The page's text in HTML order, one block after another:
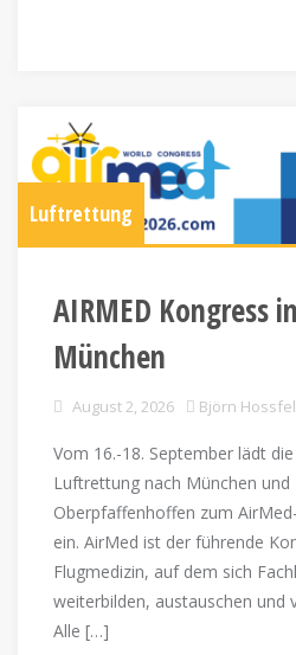
Luftrettung
AIRMED Kongress in
München
August 2, 2026 Björn
Vom 16.-18. September lädt die
Luftrettung nach München und
Oberpfaffenhoffen zum
ein. AirMed ist der führende
Flugmedizin, auf dem sich
weiterbilden, austauschen und
Alle […]